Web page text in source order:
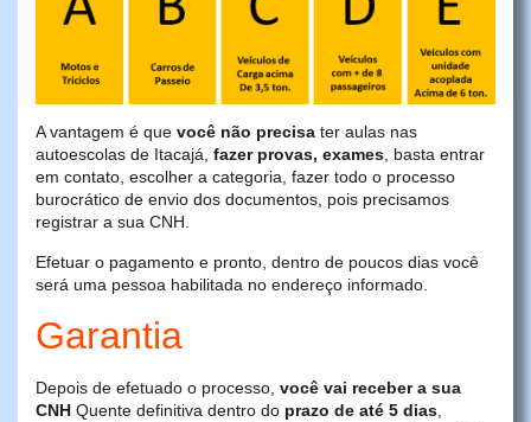
A vantagem é que você não precisa ter aulas nas
autoescolas de Itacajá, fazer provas, exames, basta entrar
em contato, escolher a categoria, fazer todo o processo
burocrático de envio dos documentos, pois precisamos
registrar a sua CNH.
Efetuar o pagamento e pronto, dentro de poucos dias você
será uma pessoa habilitada no endereço informado.
Garantia
Depois de efetuado o processo, você vai receber a sua
CNH Quente definitiva dentro do prazo de até 5 dias,